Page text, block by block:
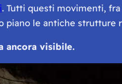
. Tutti questi movimenti,
piano le antiche strutture
ancora visibile.